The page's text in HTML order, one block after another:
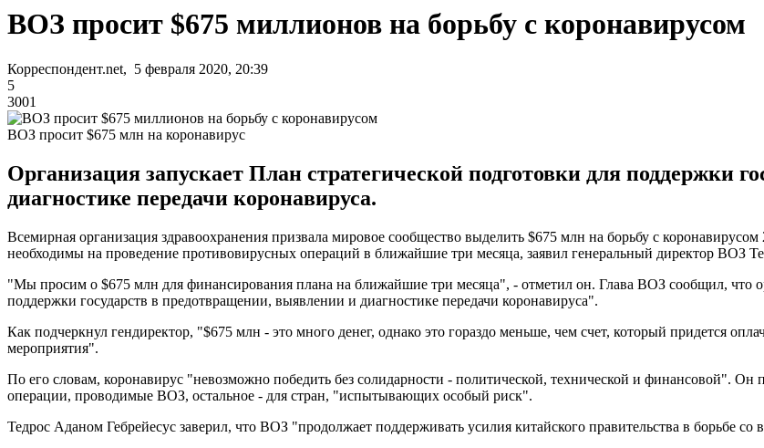
ВОЗ просит $675 миллионов на борьбу с коронавирусом
Корреспондент.net, 5 февраля 2020, 20:39
5
3001
ВОЗ просит $675 млн на коронавирус
Организация запускает План стратегической подготовки для поддержки
диагностике передачи коронавируса.
Всемирная организация здравоохранения призвала мировое сообщество выделить $675 млн на борьбу с
необходимы на проведение противовирусных операций в ближайшие три месяца, заявил генеральный директор ВОЗ
"Мы просим о $675 млн для финансирования плана на ближайшие три месяца", - отметил он. Глава ВОЗ сообщил, что
поддержки государств в предотвращении, выявлении и диагностике передачи коронавируса".
Как подчеркнул гендиректор, "$675 млн - это много денег, однако это гораздо меньше, чем счет, который придется
мероприятия".
По его словам, коронавирус "невозможно победить без солидарности - политической, технической и финансовой".
операции, проводимые ВОЗ, остальное - для стран, "испытывающих особый риск".
Тедрос Аданом Гебрейесус заверил, что ВОЗ "продолжает поддерживать усилия китайского правительства в борьбе